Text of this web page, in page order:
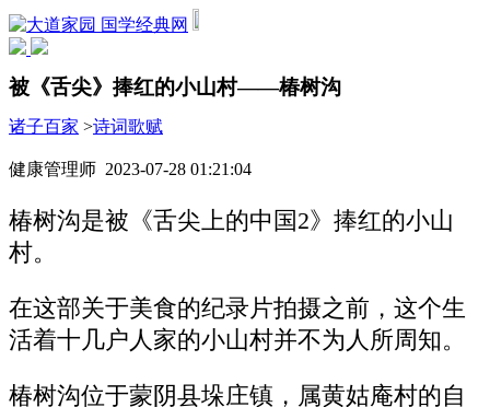
国学经典网
被《舌尖》捧红的小山村——椿树沟
诸子百家 >诗词歌赋
健康管理师 2023-07-28 01:21:04
椿树沟是被《舌尖上的中国2》捧红的小山
村。
在这部关于美食的纪录片拍摄之前，这个生
活着十几户人家的小山村并不为人所周知。
椿树沟位于蒙阴县垛庄镇，属黄姑庵村的自